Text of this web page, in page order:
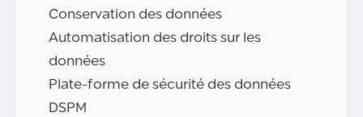
Conservation des données
Automatisation des droits sur les
données
Plate-forme de sécurité des données
DSPM